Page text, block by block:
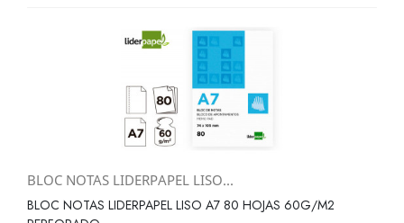
BLOC NOTAS LIDERPAPEL LISO...
BLOC NOTAS LIDERPAPEL LISO A7 80 HOJAS 60G/M2